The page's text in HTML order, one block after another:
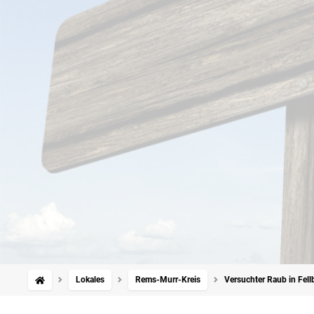
Lokales Rems-Murr-Kreis Versuchter Raub in